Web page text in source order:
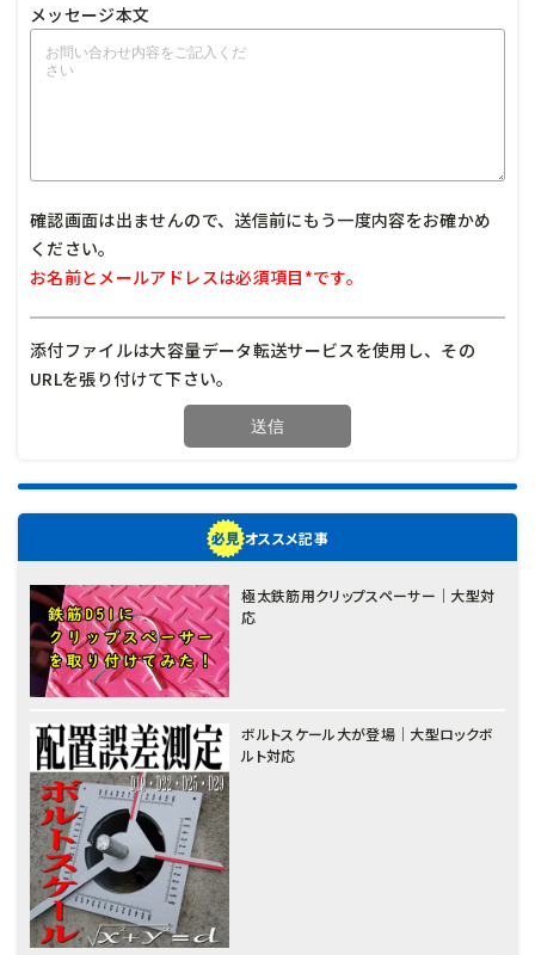
メッセージ本文
確認画面は出ませんので、送信前にもう一度内容をお確かめ
ください。
お名前とメールアドレスは必須項目*です。
添付ファイルは大容量データ転送サービスを使用し、その
URLを張り付けて下さい。
オススメ記事
極太鉄筋用クリップスペーサー｜大型対
応
ボルトスケール大が登場｜大型ロックボ
ルト対応